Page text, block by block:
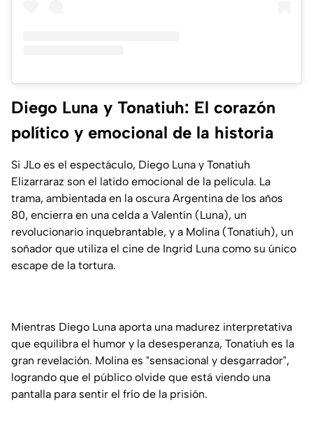
Diego Luna y Tonatiuh: El corazón
político y emocional de la historia
Si JLo es el espectáculo, Diego Luna y Tonatiuh
Elizarraraz son el latido emocional de la película. La
trama, ambientada en la oscura Argentina de los años
80, encierra en una celda a Valentín (Luna), un
revolucionario inquebrantable, y a Molina (Tonatiuh), un
soñador que utiliza el cine de Ingrid Luna como su único
escape de la tortura.
Mientras Diego Luna aporta una madurez interpretativa
que equilibra el humor y la desesperanza, Tonatiuh es la
gran revelación. Molina es "sensacional y desgarrador",
logrando que el público olvide que está viendo una
pantalla para sentir el frío de la prisión.